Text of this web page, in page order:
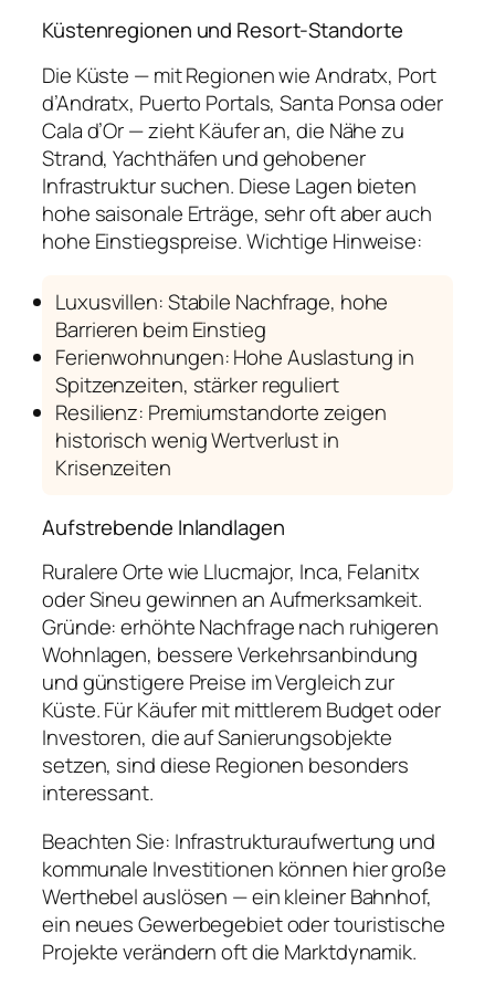
Küstenregionen und Resort-Standorte
Die Küste — mit Regionen wie Andratx, Port
d’Andratx, Puerto Portals, Santa Ponsa oder
Cala d’Or — zieht Käufer an, die Nähe zu
Strand, Yachthäfen und gehobener
Infrastruktur suchen. Diese Lagen bieten
hohe saisonale Erträge, sehr oft aber auch
hohe Einstiegspreise. Wichtige Hinweise:
Luxusvillen: Stabile Nachfrage, hohe
Barrieren beim Einstieg
Ferienwohnungen: Hohe Auslastung in
Spitzenzeiten, stärker reguliert
Resilienz: Premiumstandorte zeigen
historisch wenig Wertverlust in
Krisenzeiten
Aufstrebende Inlandlagen
Ruralere Orte wie Llucmajor, Inca, Felanitx
oder Sineu gewinnen an Aufmerksamkeit.
Gründe: erhöhte Nachfrage nach ruhigeren
Wohnlagen, bessere Verkehrsanbindung
und günstigere Preise im Vergleich zur
Küste. Für Käufer mit mittlerem Budget oder
Investoren, die auf Sanierungsobjekte
setzen, sind diese Regionen besonders
interessant.
Beachten Sie: Infrastrukturaufwertung und
kommunale Investitionen können hier große
Werthebel auslösen — ein kleiner Bahnhof,
ein neues Gewerbegebiet oder touristische
Projekte verändern oft die Marktdynamik.